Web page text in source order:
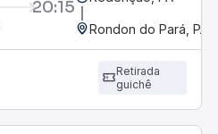
20:15
Rondon do Pará, PA
Retirada
guichê